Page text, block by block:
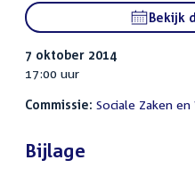
Bekijk
7 oktober 2014
17:00 uur
Commissie: Sociale Zaken
Bijlage